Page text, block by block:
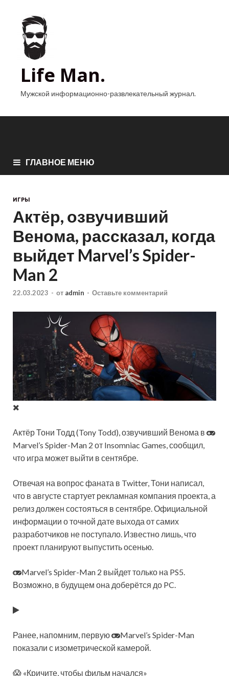
Life Man.
Мужской информационно-развлекательный журнал.
ГЛАВНОЕ МЕНЮ
ИГРЫ
Актёр, озвучивший
Венома, рассказал, когда
выйдет Marvel’s Spider-
Man 2
22.03.2023 - от admin - Оставьте комментарий
Актёр Тони Тодд (Tony Todd), озвучивший Венома в
Marvel’s Spider-Man 2 от Insomniac Games, сообщил,
что игра может выйти в сентябре.
Отвечая на вопрос фаната в Twitter, Тони написал,
что в августе стартует рекламная компания проекта, а
релиз должен состояться в сентябре. Официальной
информации о точной дате выхода от самих
разработчиков не поступало. Известно лишь, что
проект планируют выпустить осенью.
Marvel’s Spider-Man 2 выйдет только на PS5.
Возможно, в будущем она доберётся до PC.
Ранее, напомним, первую
Marvel’s Spider-Man
показали с изометрической камерой.
😱 «Кричите, чтобы фильм начался»